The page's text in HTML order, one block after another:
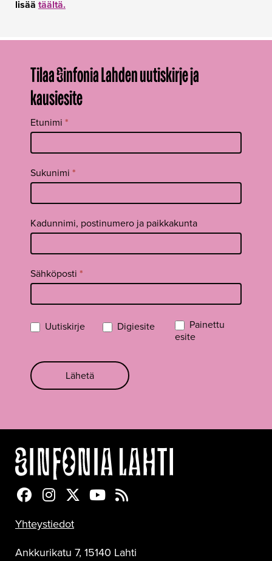
lisää täältä.
Tilaa Sinfonia Lahden uutiskirje ja
kausiesite
Tilaa
uutiskirje
footer FI
Etunimi *
Sukunimi *
Kadunnimi, postinumero ja paikkakunta
Sähköposti *
Uutiskirje Digiesite
Painettu
esite
Lähetä
Sinfonia Lahti Facebookissa
Sinfonia Lahti Instagramissa
Sinfonia Lahti Twitterissä
Sinfonia Lahti YouTubessa
Sinfonia Lahti RSS-feed
Yhteystiedot
Ankkurikatu 7, 15140 Lahti